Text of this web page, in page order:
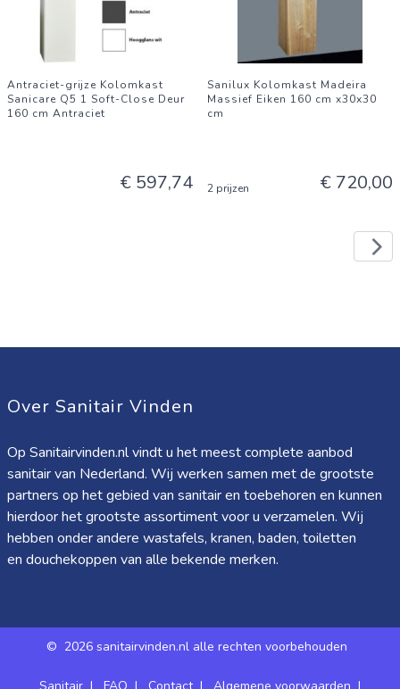
Antraciet-grijze Kolomkast
Sanicare Q5 1 Soft-Close Deur
160 cm Antraciet
€ 597,74
Sanilux Kolomkast Madeira
Massief Eiken 160 cm x30x30
cm
2 prijzen € 720,00
Over Sanitair Vinden
Op Sanitairvinden.nl vindt u het meest complete aanbod
sanitair van Nederland. Wij werken samen met de grootste
partners op het gebied van sanitair en toebehoren en kunnen
hierdoor het grootste assortiment voor u verzamelen. Wij
hebben onder andere wastafels, kranen, baden, toiletten
en douchekoppen van alle bekende merken.
© 2026 sanitairvinden.nl alle rechten voorbehouden